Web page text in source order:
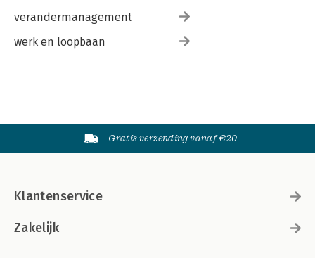
verandermanagement
werk en loopbaan
Gratis verzending vanaf €20
Klantenservice
Zakelijk